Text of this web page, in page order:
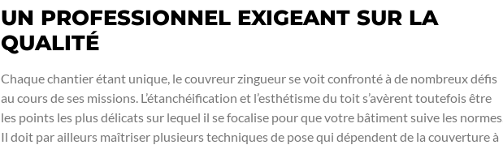
UN PROFESSIONNEL EXIGEANT SUR LA
QUALITÉ
Chaque chantier étant unique, le couvreur zingueur se voit confronté à de nombreux défis
au cours de ses missions. L’étanchéification et l’esthétisme du toit s’avèrent toutefois être
les points les plus délicats sur lequel il se focalise pour que votre bâtiment suive les normes.
Il doit par ailleurs maîtriser plusieurs techniques de pose qui dépendent de la couverture à